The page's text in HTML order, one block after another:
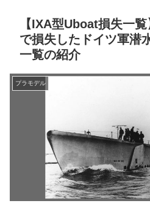
【IXA型Uboat損失一
で損失したドイツ軍潜
一覧の紹介
プラモデル